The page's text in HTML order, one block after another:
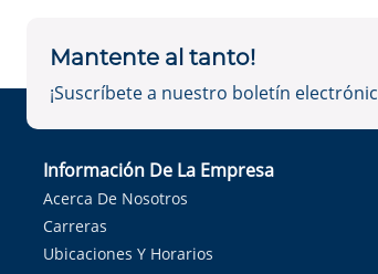
Mantente al tanto!
¡Suscríbete a nuestro boletín
Información De La Empresa
Acerca De Nosotros
Carreras
Ubicaciones Y Horarios